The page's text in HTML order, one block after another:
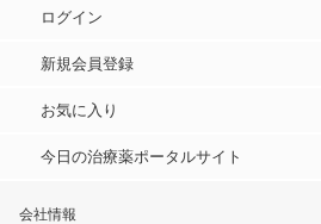
ログイン
新規会員登録
お気に入り
今日の治療薬ポータルサイト
会社情報